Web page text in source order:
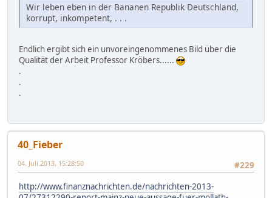
Wir leben eben in der Bananen Republik Deutschland,
korrupt, inkompetent, . . .
Endlich ergibt sich ein unvoreingenommenes Bild über die
Qualität der Arbeit Professor Kröbers......
.
.
.
40_Fieber
#229
04. Juli 2013, 15:28:50
http://www.finanznachrichten.de/nachrichten-2013-